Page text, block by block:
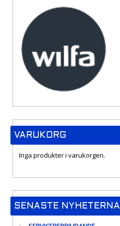
VARUKORG
Inga produkter i varukorgen.
SENASTE NYHETERNA